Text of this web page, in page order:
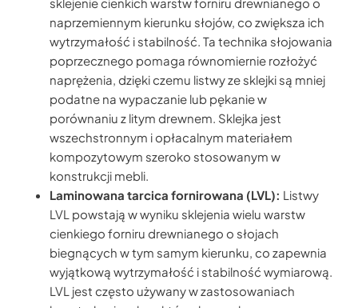
sklejenie cienkich warstw forniru drewnianego o
naprzemiennym kierunku słojów, co zwiększa ich
wytrzymałość i stabilność. Ta technika słojowania
poprzecznego pomaga równomiernie rozłożyć
naprężenia, dzięki czemu listwy ze sklejki są mniej
podatne na wypaczanie lub pękanie w
porównaniu z litym drewnem. Sklejka jest
wszechstronnym i opłacalnym materiałem
kompozytowym szeroko stosowanym w
konstrukcji mebli.
Laminowana tarcica fornirowana (LVL): Listwy
LVL powstają w wyniku sklejenia wielu warstw
cienkiego forniru drewnianego o słojach
biegnących w tym samym kierunku, co zapewnia
wyjątkową wytrzymałość i stabilność wymiarową.
LVL jest często używany w zastosowaniach